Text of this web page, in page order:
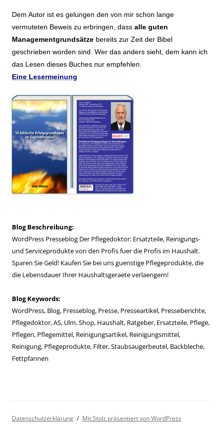
Dem Autor ist es gelungen den von mir schon lange
vermuteten Beweis zu erbringen, dass alle guten
Managementgrundsätze bereits zur Zeit der Bibel
geschrieben worden sind. Wer das anders sieht, dem kann ich
das Lesen dieses Buches nur empfehlen.
Eine Lesermeinung
Blog Beschreibung:
WordPress Presseblog Der Pflegedoktor: Ersatzteile, Reinigungs-
und Serviceprodukte von den Profis fuer die Profis im Haushalt.
Sparen Sie Geld! Kaufen Sie bei uns guenstige Pflegeprodukte, die
die Lebensdauer Ihrer Haushaltsgeraete verlaengern!
Blog Keywords:
WordPress, Blog, Presseblog, Presse, Presseartikel, Presseberichte,
Pflegedoktor, AS, Ulm, Shop, Haushalt, Ratgeber, Ersatzteile, Pflege,
Pflegen, Pflegemittel, Reinigungsartikel, Reinigungsmittel,
Reinigung, Pflegeprodukte, Filter, Staubsaugerbeutel, Backbleche,
Fettpfannen
Datenschutzerklärung Mit Stolz präsentiert von WordPress